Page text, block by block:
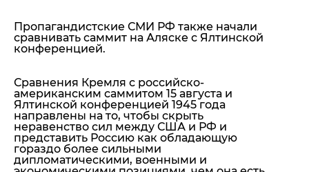
Пропагандистские СМИ РФ также начали
сравнивать саммит на Аляске с Ялтинской
конференцией.
Сравнения Кремля с российско-
американским саммитом 15 августа и
Ялтинской конференцией 1945 года
направлены на то, чтобы скрыть
неравенство сил между США и РФ и
представить Россию как обладающую
гораздо более сильными
дипломатическими, военными и